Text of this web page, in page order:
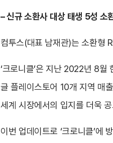
– 신규 소환사 대상 태생 5성 소
컴투스(대표 남재관)는 소환형
‘크로니클’은 지난 2022년 8
글 플레이스토어 10개 지역 매
세계 시장에서의 입지를 더욱
이번 업데이트로 ‘크로니클’에